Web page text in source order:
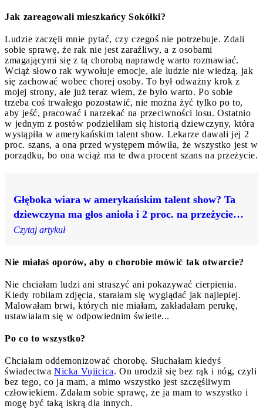
Jak zareagowali mieszkańcy Sokółki?
Ludzie zaczęli mnie pytać, czy czegoś nie potrzebuje. Zdali
sobie sprawę, że rak nie jest zaraźliwy, a z osobami
zmagającymi się z tą chorobą naprawdę warto rozmawiać.
Wciąż słowo rak wywołuje emocje, ale ludzie nie wiedzą, jak
się zachować wobec chorej osoby. To był odważny krok z
mojej strony, ale już teraz wiem, że było warto. Po sobie
trzeba coś trwałego pozostawić, nie można żyć tylko po to,
aby jeść, pracować i narzekać na przeciwności losu. Ostatnio
w jednym z postów podzieliłam się historią dziewczyny, która
wystąpiła w amerykańskim talent show. Lekarze dawali jej 2
proc. szans, a ona przed występem mówiła, że wszystko jest w
porządku, bo ona wciąż ma te dwa procent szans na przeżycie.
Głęboka wiara w amerykańskim talent show? Ta
dziewczyna ma głos anioła i 2 proc. na przeżycie…
Czytaj artykuł
Nie miałaś oporów, aby o chorobie mówić tak otwarcie?
Nie chciałam ludzi ani straszyć ani pokazywać cierpienia.
Kiedy robiłam zdjęcia, starałam się wyglądać jak najlepiej.
Malowałam brwi, których nie miałam, zakładałam perukę,
ustawiałam się w odpowiednim świetle...
Po co to wszystko?
Chciałam oddemonizować chorobę. Słuchałam kiedyś
świadectwa Nicka Vujicica. On urodził się bez rąk i nóg, czyli
bez tego, co ja mam, a mimo wszystko jest szczęśliwym
człowiekiem. Zdałam sobie sprawę, że ja mam to wszystko i
mogę być taką iskrą dla innych.